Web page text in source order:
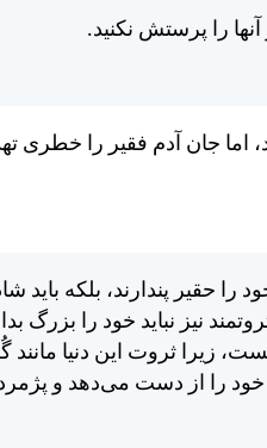
را پرستش نكنيد.
جان آدم فقير را خطری
را حقير پندارند، بلكه بايد
نيز نبايد خود را بزرگ
زيرا ثروت اين دنيا
خود را از دست می‌دهد و